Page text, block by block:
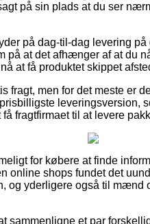
på sin plads at du ser
på dag-til-dag levering
at det afhænger af at du
at få produktet skippet
fragt, men for det meste er
leveringsversion,
fragtfirmaet til at levere
for købere at finde
online shops fundet det
og yderligere også til mænd
sammenligne et par